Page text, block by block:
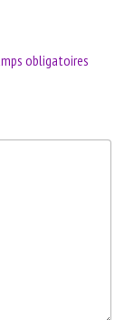
obligatoires